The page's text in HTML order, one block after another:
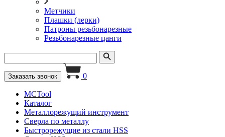
Метчики
Плашки (лерки)
Патроны резьбонарезные
Резьбонарезные цанги
Заказать звонок 0
MCTool
Каталог
Металлорежущий инструмент
Сверла по металлу
Быстрорежущие из стали HSS